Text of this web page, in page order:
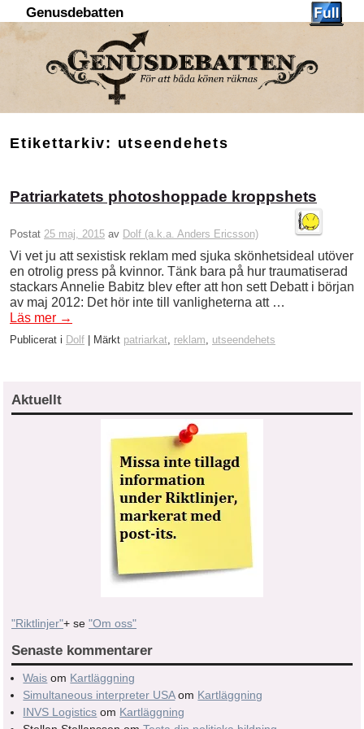
Genusdebatten
Etikettarkiv: utseendehets
Patriarkatets photoshoppade kroppshets
Postat 25 maj, 2015 av Dolf (a.k.a. Anders Ericsson)
Vi vet ju att sexistisk reklam med sjuka skönhetsideal utöver
en otrolig press på kvinnor. Tänk bara på hur traumatiserad
stackars Annelie Babitz blev efter att hon sett Debatt i början
av maj 2012: Det hör inte till vanligheterna att …
Läs mer →
Publicerat i Dolf Märkt patriarkat reklam utseendehets
Aktuellt
"Riktlinjer"+ se "Om oss"
Senaste kommentarer
Wais om Kartläggning
Simultaneous interpreter USAom Kartläggning
INVS Logistics om Kartläggning